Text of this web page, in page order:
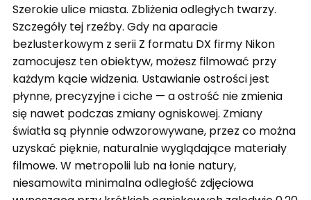
Szerokie ulice miasta. Zbliżenia odległych twarzy.
Szczegóły tej rzeźby. Gdy na aparacie
bezlusterkowym z serii Z formatu DX firmy Nikon
zamocujesz ten obiektyw, możesz filmować przy
każdym kącie widzenia. Ustawianie ostrości jest
płynne, precyzyjne i ciche — a ostrość nie zmienia
się nawet podczas zmiany ogniskowej. Zmiany
światła są płynnie odwzorowywane, przez co można
uzyskać pięknie, naturalnie wyglądające materiały
filmowe. W metropolii lub na łonie natury,
niesamowita minimalna odległość zdjęciowa